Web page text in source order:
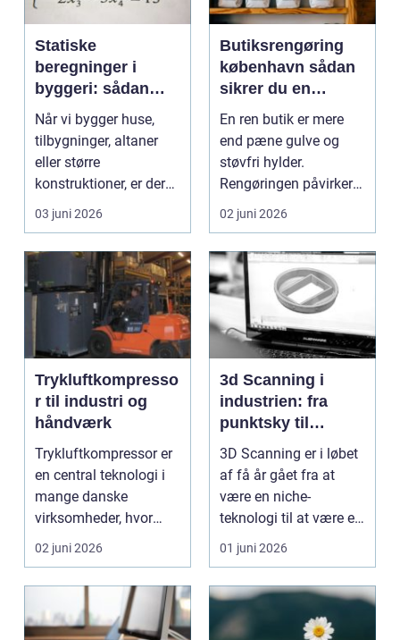
Statiske
beregninger i
byggeri: sådan
skaber de
sikkerhed og
tryghed
Når vi bygger huse,
tilbygninger, altaner
eller større
konstruktioner, er der
én ting, der altid ska...
03 juni 2026
Butiksrengøring
københavn sådan
sikrer du en
indbydende butik
hver dag
En ren butik er mere
end pæne gulve og
støvfri hylder.
Rengøringen påvirker
kundernes
førstehåndsind...
02 juni 2026
Trykluftkompresso
r til industri og
håndværk
Trykluftkompressor er
en central teknologi i
mange danske
virksomheder, hvor
stabil forsyning af try...
02 juni 2026
3d Scanning i
industrien: fra
punktsky til
præcist
projektgrundlag
3D Scanning er i løbet
af få år gået fra at
være en niche-
teknologi til at være et
helt almindeligt ...
01 juni 2026